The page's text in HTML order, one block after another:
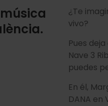
¿Te
vivo?
Pues
Nave 3
puedes
En él,
DANA en